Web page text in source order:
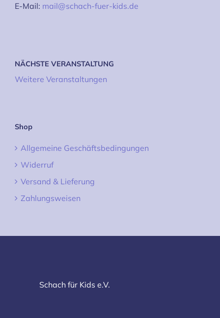
E-Mail: mail@schach-fuer-kids.de
NÄCHSTE VERANSTALTUNG
Weitere Veranstaltungen
Shop
Allgemeine Geschäftsbedingungen
Widerruf
Versand & Lieferung
Zahlungsweisen
Schach für Kids e.V.